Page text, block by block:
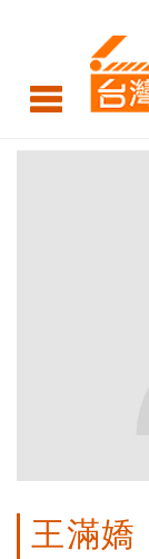
王滿嬌